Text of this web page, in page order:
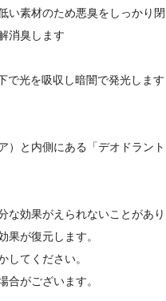
い素材のため悪臭をしっかり
消臭します
で光を吸収し暗闇で発光します
）と内側にある「デオドラン
効果がえられないことがあり
が復元します。
てください。
がございます。